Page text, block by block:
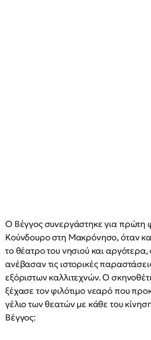
Ο Βέγγος συνεργάστηκε για πρώτη
Κούνδουρο στη Μακρόνησο, όταν
το θέατρο του νησιού και αργότερα,
ανέβασαν τις ιστορικές
εξόριστων καλλιτεχνών. Ο
ξέχασε τον φιλότιμο νεαρό που
γέλιο των θεατών με κάθε του
Βέγγος: